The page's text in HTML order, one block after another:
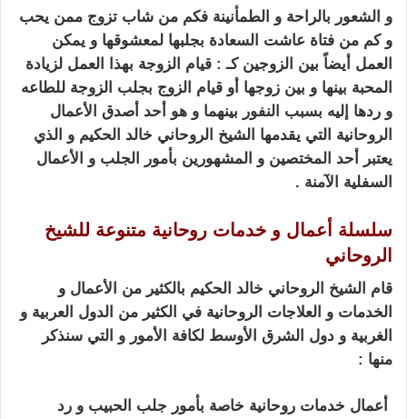
و الشعور بالراحة و الطمأنينة فكم من شاب تزوج ممن يحب
و كم من فتاة عاشت السعادة بجلبها لمعشوقها و يمكن
العمل أيضاً بين الزوجين كـ : قيام الزوجة بهذا العمل لزيادة
المحبة بينها و بين زوجها أو قيام الزوج بجلب الزوجة للطاعه
و ردها إليه بسبب النفور بينهما و هو أحد أصدق الأعمال
الروحانية التي يقدمها الشيخ الروحاني خالد الحكيم و الذي
يعتبر
أحد المختصين و المشهورين بأمور الجلب و الأعمال
السفلية الآمنة .
سلسلة أعمال و خدمات روحانية متنوعة للشيخ
الروحاني
قام الشيخ الروحاني خالد الحكيم بالكثير من الأعمال و
الخدمات و العلاجات الروحانية في الكثير من الدول العربية و
الغربية و دول الشرق الأوسط لكافة الأمور و التي سنذكر
منها :
أعمال خدمات روحانية خاصة بأمور جلب الحبيب و رد